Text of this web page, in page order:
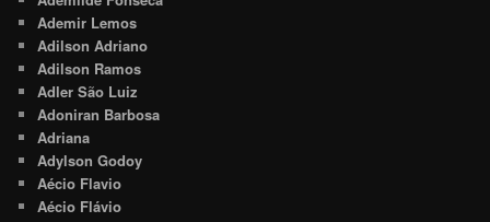
Ademir Lemos
Adilson Adriano
Adilson Ramos
Adler São Luiz
Adoniran Barbosa
Adriana
Adylson Godoy
Aécio Flavio
Aécio Flávio